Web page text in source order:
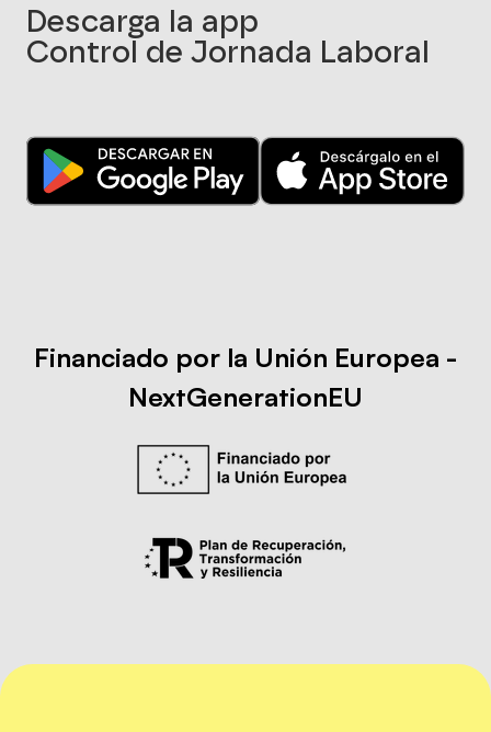
Descarga la app
Control de Jornada Laboral
Financiado por la Unión Europea -
NextGenerationEU